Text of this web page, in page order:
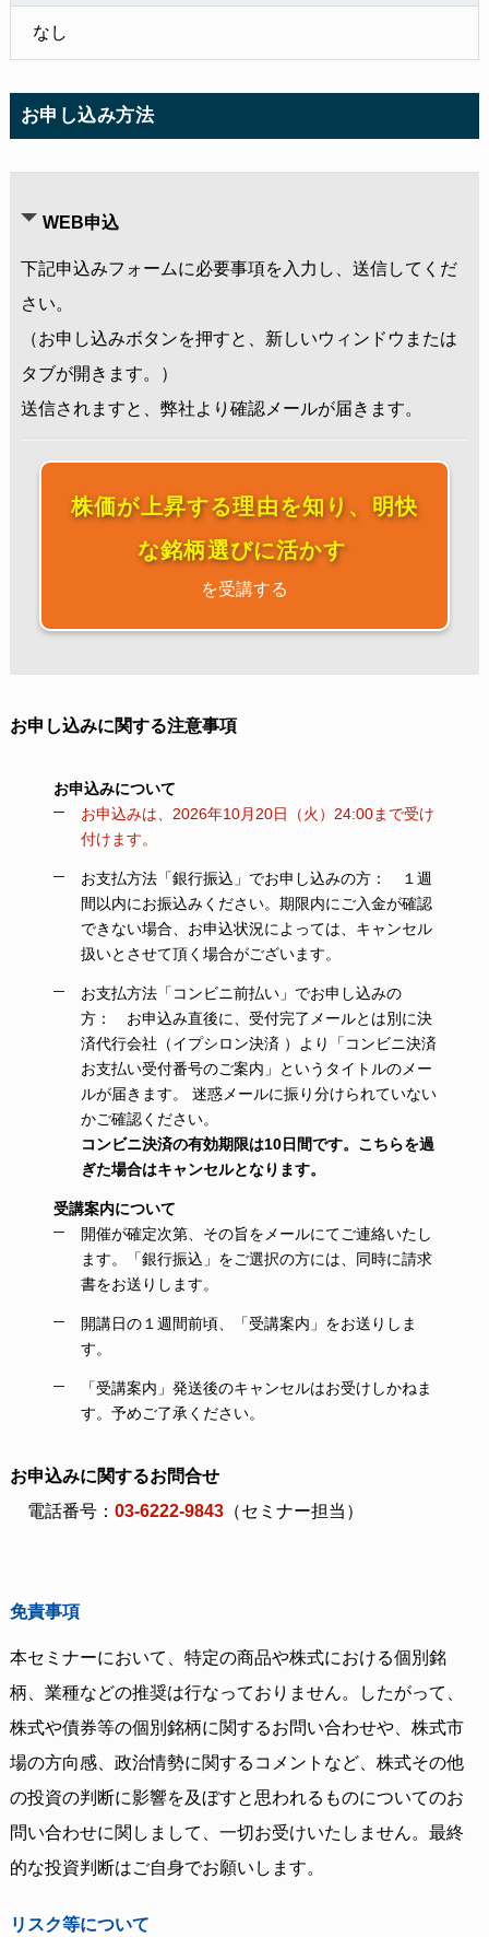
なし
お申し込み方法
WEB申込
下記申込みフォームに必要事項を入力し、送信してくだ
さい。
（お申し込みボタンを押すと、新しいウィンドウまたは
タブが開きます。）
送信されますと、弊社より確認メールが届きます。
株価が上昇する理由を知り、明快
な銘柄選びに活かす
を受講する
お申し込みに関する注意事項
お申込みについて
お申込みは、2026年10月20日（火）24:00まで受け
付けます。
お支払方法「銀行振込」でお申し込みの方： １週
間以内にお振込みください。期限内にご入金が確認
できない場合、お申込状況によっては、キャンセル
扱いとさせて頂く場合がございます。
お支払方法「コンビニ前払い」でお申し込みの
方： お申込み直後に、受付完了メールとは別に決
済代行会社（イプシロン決済 ）より「コンビニ決済
お支払い受付番号のご案内」というタイトルのメー
ルが届きます。 迷惑メールに振り分けられていない
かご確認ください。
コンビニ決済の有効期限は10日間です。こちらを過
ぎた場合はキャンセルとなります。
受講案内について
開催が確定次第、その旨をメールにてご連絡いたし
ます。「銀行振込」をご選択の方には、同時に請求
書をお送りします。
開講日の１週間前頃、「受講案内」をお送りしま
す。
「受講案内」発送後のキャンセルはお受けしかねま
す。予めご了承ください。
お申込みに関するお問合せ
電話番号： 03-6222-9843（セミナー担当）
免責事項
本セミナーにおいて、特定の商品や株式における個別銘
柄、業種などの推奨は行なっておりません。したがって、
株式や債券等の個別銘柄に関するお問い合わせや、株式市
場の方向感、政治情勢に関するコメントなど、株式その他
の投資の判断に影響を及ぼすと思われるものについてのお
問い合わせに関しまして、一切お受けいたしません。最終
的な投資判断はご自身でお願いします。
リスク等について